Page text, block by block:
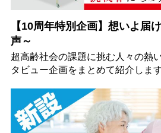
【10周年特別企画】想いよ届
声～
超高齢社会の課題に挑む人々の熱
タビュー企画をまとめて紹介します